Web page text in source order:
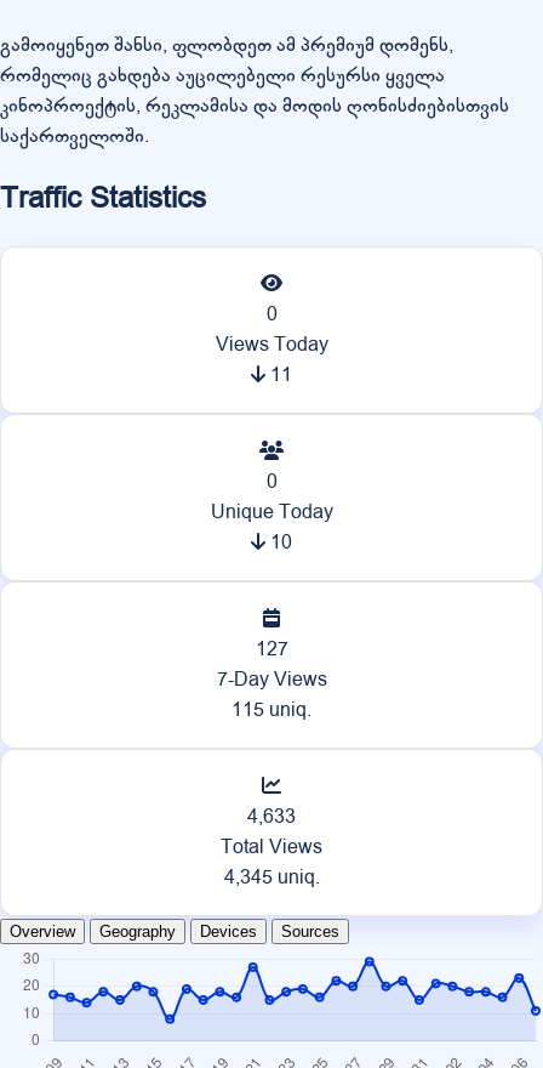
გამოიყენეთ შანსი, ფლობდეთ ამ პრემიუმ დომენს,
რომელიც გახდება აუცილებელი რესურსი ყველა
კინოპროექტის, რეკლამისა და მოდის ღონისძიებისთვის
საქართველოში.
Traffic Statistics
0
Views Today
11
0
Unique Today
10
127
7-Day Views
115 uniq.
4,633
Total Views
4,345 uniq.
Overview Geography Devices Sources